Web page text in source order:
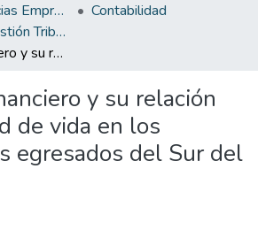
Facultad de Ciencias Empresariales
Contabilidad
Contabilidad y Gestión Tributaria
Bienestar Financiero y su relación con la calidad de vida en los profesionales egresados del Sur del Perú
y su relación
de vida en los
egresados del Sur del